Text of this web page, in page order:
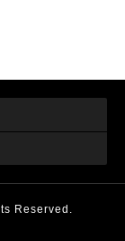
Reserved.